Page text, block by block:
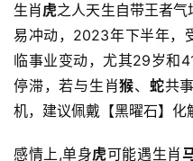
生肖虎之人天生自带王者
易冲动，2023年下半年，
临事业变动，尤其29岁和
停滞，若与生肖猴、 蛇共
机，建议佩戴【黑曜石】化
感情上,单身虎可能遇生肖